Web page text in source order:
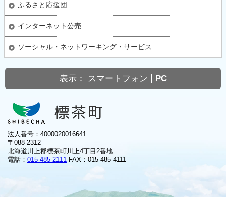
ふるさと応援団
インターネット公売
ソーシャル・ネットワーキング・サービス
表示： スマートフォン PC
法人番号：4000020016641
〒088-2312
北海道川上郡標茶町川上4丁目2番地
電話： 015-485-2111 FAX：015-485-4111